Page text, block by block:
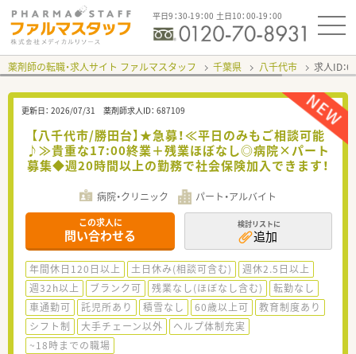
平日9：30-19：00 土日10：00-19：00
薬剤師の転職・求人サイト ファルマスタッフ 千葉県 八千代市 求人ID：
更新日： 2026/07/31 薬剤師求人ID： 687109
【八千代市/勝田台】★急募！≪平日のみもご相談可能
♪≫貴重な17:00終業＋残業ほぼなし◎病院×パート
募集◆週20時間以上の勤務で社会保険加入できます！
病院・クリニック パート・アルバイト
この求人に
問い合わせる
検討リストに
追加
年間休日120日以上 土日休み(相談可含む)
週休2.5日以上
週32h以上
ブランク可 残業なし(ほぼなし含む)
転勤なし
車通勤可
託児所あり 積雪なし 60歳以上可
教育制度あり
シフト制
大手チェーン以外
ヘルプ体制充実
~18時までの職場